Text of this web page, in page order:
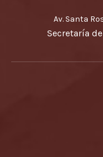
Av. Santa
Secretaría